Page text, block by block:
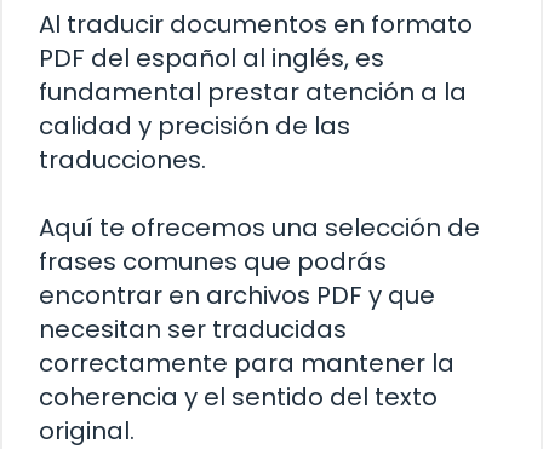
Al traducir documentos en formato
PDF del español al inglés, es
fundamental prestar atención a la
calidad y precisión de las
traducciones.
Aquí te ofrecemos una selección de
frases comunes que podrás
encontrar en archivos PDF y que
necesitan ser traducidas
correctamente para mantener la
coherencia y el sentido del texto
original.